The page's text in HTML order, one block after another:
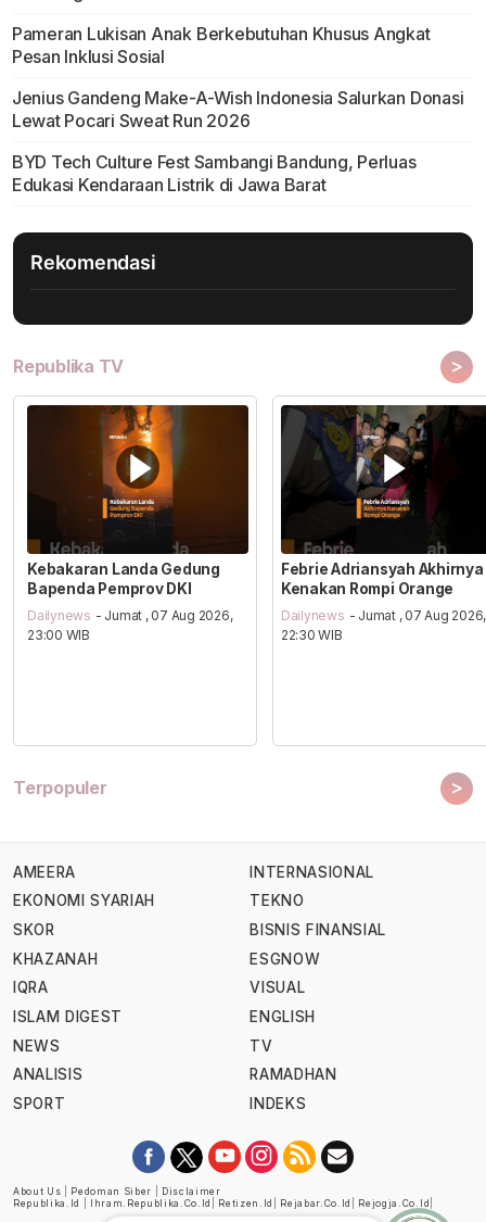
Pameran Lukisan Anak Berkebutuhan Khusus Angkat
Pesan Inklusi Sosial
Jenius Gandeng Make-A-Wish Indonesia Salurkan Donasi
Lewat Pocari Sweat Run 2026
BYD Tech Culture Fest Sambangi Bandung, Perluas
Edukasi Kendaraan Listrik di Jawa Barat
Rekomendasi
Republika TV >
Kebakaran Landa Gedung
Bapenda Pemprov DKI
Dailynews - Jumat , 07 Aug 2026,
23:00 WIB
Febrie Adriansyah Akhirnya
Kenakan Rompi Orange
Dailynews - Jumat , 07 Aug 2026,
22:30 WIB
Terpopuler >
AMEERA
EKONOMI SYARIAH
SKOR
KHAZANAH
IQRA
ISLAM DIGEST
NEWS
ANALISIS
SPORT
INTERNASIONAL
TEKNO
BISNIS FINANSIAL
ESGNOW
VISUAL
ENGLISH
TV
RAMADHAN
INDEKS
About Us Pedoman Siber
Disclaimer
Republika.id
Ihram.republika.co.id Retizen.id Rejabar.co.id Rejogja.co.id